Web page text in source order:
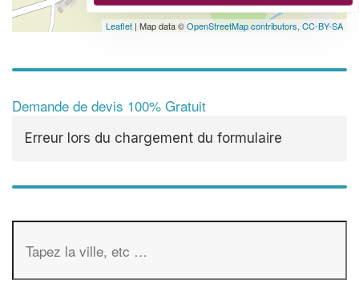
Leaflet | Map data ©OpenStreetMap contributors, CC-BY-SA
Demande de devis 100% Gratuit
Erreur lors du chargement du formulaire